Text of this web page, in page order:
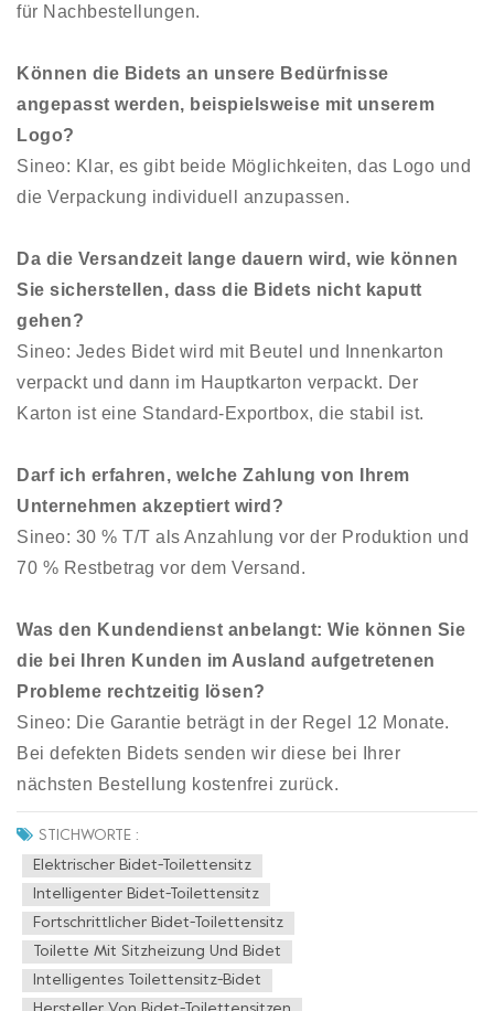
für Nachbestellungen.
Können die Bidets an unsere Bedürfnisse
angepasst werden, beispielsweise mit unserem
Logo?
Sineo: Klar, es gibt beide Möglichkeiten, das Logo und
die Verpackung individuell anzupassen.
Da die Versandzeit lange dauern wird, wie können
Sie sicherstellen, dass die Bidets nicht kaputt
gehen?
Sineo: Jedes Bidet wird mit Beutel und Innenkarton
verpackt und dann im Hauptkarton verpackt. Der
Karton ist eine Standard-Exportbox, die stabil ist.
Darf ich erfahren, welche Zahlung von Ihrem
Unternehmen akzeptiert wird?
Sineo: 30 % T/T als Anzahlung vor der Produktion und
70 % Restbetrag vor dem Versand.
Was den Kundendienst anbelangt: Wie können Sie
die bei Ihren Kunden im Ausland aufgetretenen
Probleme rechtzeitig lösen?
Sineo: Die Garantie beträgt in der Regel 12 Monate.
Bei defekten Bidets senden wir diese bei Ihrer
nächsten Bestellung kostenfrei zurück.
STICHWORTE :
Elektrischer Bidet-Toilettensitz
Intelligenter Bidet-Toilettensitz
Fortschrittlicher Bidet-Toilettensitz
Toilette Mit Sitzheizung Und Bidet
Intelligentes Toilettensitz-Bidet